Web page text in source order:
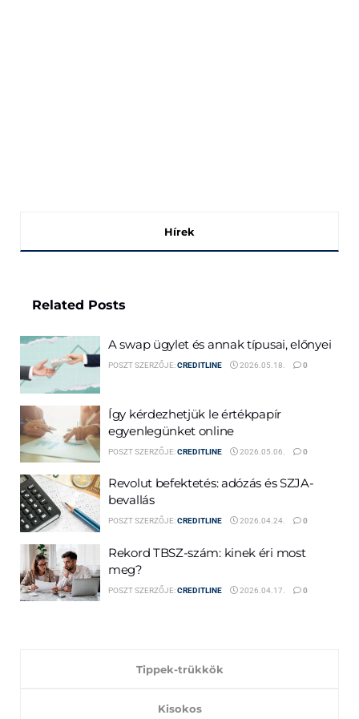
Hírek
Related Posts
A swap ügylet és annak típusai, előnyei
POSZT SZERZŐJE:CREDITLINE 2026.05.18. 0
Így kérdezhetjük le értékpapír
egyenlegünket online
POSZT SZERZŐJE:CREDITLINE 2026.05.06. 0
Revolut befektetés: adózás és SZJA-
bevallás
POSZT SZERZŐJE:CREDITLINE 2026.04.24. 0
Rekord TBSZ-szám: kinek éri most
meg?
POSZT SZERZŐJE:CREDITLINE 2026.04.17. 0
Tippek-trükkök
Kisokos